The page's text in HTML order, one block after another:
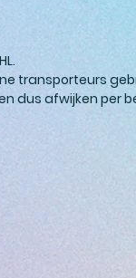
transporteurs
dus afwijken per